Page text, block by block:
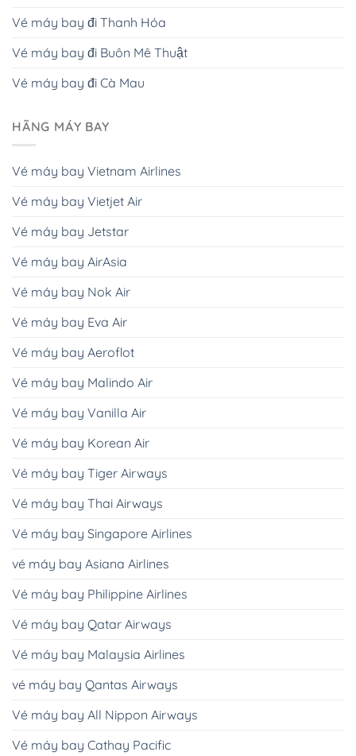
Vé máy bay đi Thanh Hóa
Vé máy bay đi Buôn Mê Thuật
Vé máy bay đi Cà Mau
HÃNG MÁY BAY
Vé máy bay Vietnam Airlines
Vé máy bay Vietjet Air
Vé máy bay Jetstar
Vé máy bay AirAsia
Vé máy bay Nok Air
Vé máy bay Eva Air
Vé máy bay Aeroflot
Vé máy bay Malindo Air
Vé máy bay Vanilla Air
Vé máy bay Korean Air
Vé máy bay Tiger Airways
Vé máy bay Thai Airways
Vé máy bay Singapore Airlines
vé máy bay Asiana Airlines
Vé máy bay Philippine Airlines
Vé máy bay Qatar Airways
Vé máy bay Malaysia Airlines
vé máy bay Qantas Airways
Vé máy bay All Nippon Airways
Vé máy bay Cathay Pacific